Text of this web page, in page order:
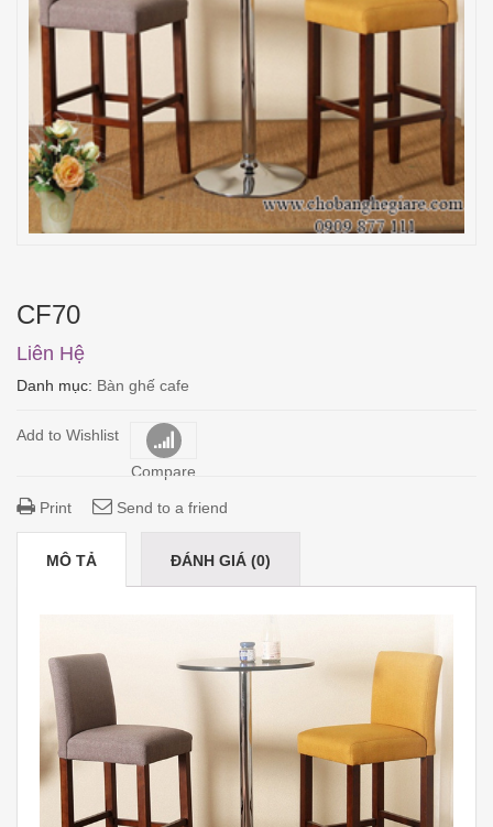
CF70
Liên Hệ
Danh mục: Bàn ghế cafe
Add to Wishlist
Compare
Print Send to a friend
MÔ TẢ ĐÁNH GIÁ (0)